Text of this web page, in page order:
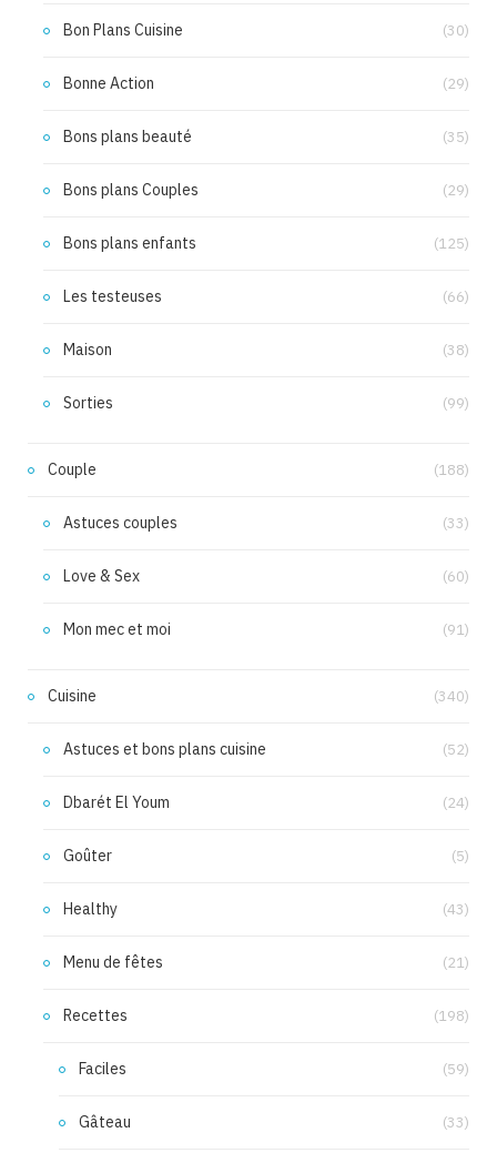
Bon Plans Cuisine (30)
Bonne Action (29)
Bons plans beauté (35)
Bons plans Couples (29)
Bons plans enfants (125)
Les testeuses (66)
Maison (38)
Sorties (99)
Couple (188)
Astuces couples (33)
Love & Sex (60)
Mon mec et moi (91)
Cuisine (340)
Astuces et bons plans cuisine (52)
Dbarét El Youm (24)
Goûter (5)
Healthy (43)
Menu de fêtes (21)
Recettes (198)
Faciles (59)
Gâteau (33)